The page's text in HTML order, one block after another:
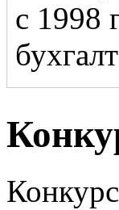
с 1998